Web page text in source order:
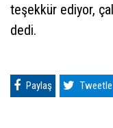
teşekkür ediyor,
dedi.
Paylaş Tweetle